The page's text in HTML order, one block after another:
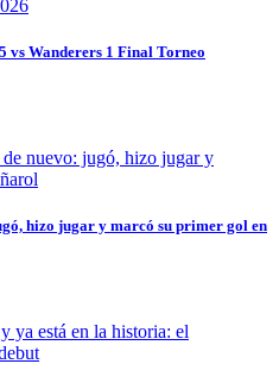
vs Wanderers 1 Final Torneo
hizo jugar y marcó su primer gol en